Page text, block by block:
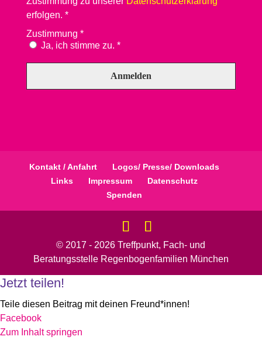
erfolgen. *
Zustimmung *
Ja, ich stimme zu. *
Kontakt / Anfahrt
Logos/ Presse/ Downloads
Links
Impressum
Datenschutz
Spenden
© 2017 - 2026 Treffpunkt, Fach- und
Beratungsstelle Regenbogenfamilien München
Jetzt teilen!
Teile diesen Beitrag mit deinen Freund*innen!
Facebook
Zum Inhalt springen